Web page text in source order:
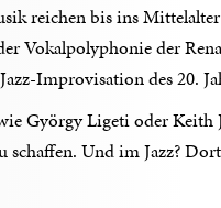
reichen bis ins
Vokalpolyphonie der
Improvisation des 20.
György Ligeti oder Keith
schaffen. Und im Jazz?